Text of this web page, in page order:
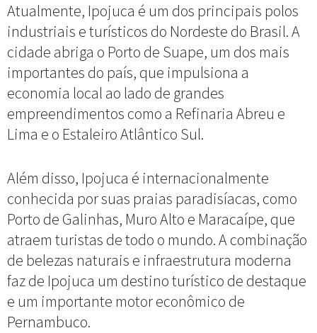
Atualmente, Ipojuca é um dos principais polos
industriais e turísticos do Nordeste do Brasil. A
cidade abriga o Porto de Suape, um dos mais
importantes do país, que impulsiona a
economia local ao lado de grandes
empreendimentos como a Refinaria Abreu e
Lima e o Estaleiro Atlântico Sul.
Além disso, Ipojuca é internacionalmente
conhecida por suas praias paradisíacas, como
Porto de Galinhas, Muro Alto e Maracaípe, que
atraem turistas de todo o mundo. A combinação
de belezas naturais e infraestrutura moderna
faz de Ipojuca um destino turístico de destaque
e um importante motor econômico de
Pernambuco.